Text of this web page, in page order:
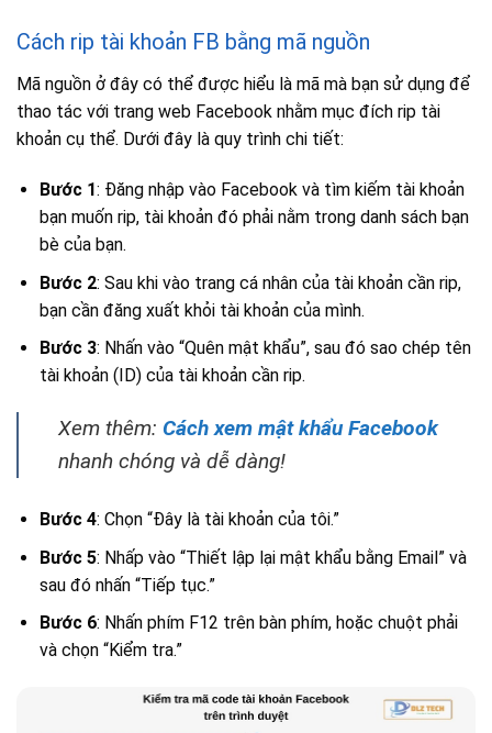
Cách rip tài khoản FB bằng mã nguồn
Mã nguồn ở đây có thể được hiểu là mã mà bạn sử dụng để
thao tác với trang web Facebook nhằm mục đích rip tài
khoản cụ thể. Dưới đây là quy trình chi tiết:
Bước 1: Đăng nhập vào Facebook và tìm kiếm tài khoản
bạn muốn rip, tài khoản đó phải nằm trong danh sách bạn
bè của bạn.
Bước 2: Sau khi vào trang cá nhân của tài khoản cần rip,
bạn cần đăng xuất khỏi tài khoản của mình.
Bước 3: Nhấn vào “Quên mật khẩu”, sau đó sao chép tên
tài khoản (ID) của tài khoản cần rip.
Xem thêm: Cách xem mật khẩu Facebook
nhanh chóng và dễ dàng!
Bước 4: Chọn “Đây là tài khoản của tôi.”
Bước 5: Nhấp vào “Thiết lập lại mật khẩu bằng Email” và
sau đó nhấn “Tiếp tục.”
Bước 6: Nhấn phím F12 trên bàn phím, hoặc chuột phải
và chọn “Kiểm tra.”